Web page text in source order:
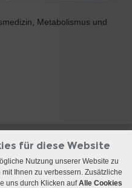
Metabolismus und
für diese Website
Nutzung unserer Website zu
Ihnen zu verbessern. Zusätzliche
uns durch Klicken aufAlle Cookies